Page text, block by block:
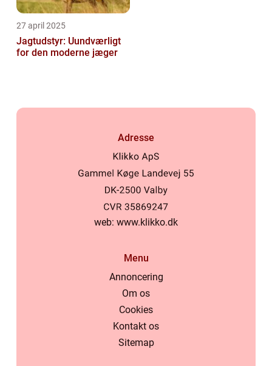
27 april 2025
Jagtudstyr: Uundværligt
for den moderne jæger
Adresse
web: www.klikko.dk
Menu
Annoncering
Om os
Cookies
Kontakt os
Sitemap